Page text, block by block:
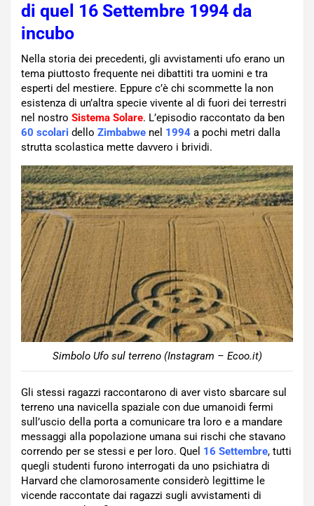
di quel 16 Settembre 1994 da
incubo
Nella storia dei precedenti, gli avvistamenti ufo erano un
tema piuttosto frequente nei dibattiti tra uomini e tra
esperti del mestiere. Eppure c’è chi scommette la non
esistenza di un’altra specie vivente al di fuori dei terrestri
nel nostro Sistema Solare. L’episodio raccontato da ben
60 scolari dello Zimbabwe nel 1994 a pochi metri dalla
strutta scolastica mette davvero i brividi.
Simbolo Ufo sul terreno (Instagram – Ecoo.it)
Gli stessi ragazzi raccontarono di aver visto sbarcare sul
terreno una navicella spaziale con due umanoidi fermi
sull’uscio della porta a comunicare tra loro e a mandare
messaggi alla popolazione umana sui rischi che stavano
correndo per se stessi e per loro. Quel 16 Settembre, tutti
quegli studenti furono interrogati da uno psichiatra di
Harvard che clamorosamente considerò legittime le
vicende raccontate dai ragazzi sugli avvistamenti di